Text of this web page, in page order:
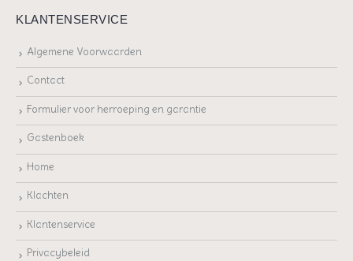
KLANTENSERVICE
Algemene Voorwaarden
Contact
Formulier voor herroeping en garantie
Gastenboek
Home
Klachten
Klantenservice
Privacybeleid